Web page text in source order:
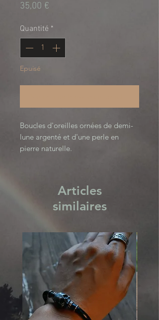
35,00 €
Quantité *
Epuisé
Boucles d'oreilles ornées de demi-
lune argenté et d'une perle en
pierre naturelle.
Articles
similaires